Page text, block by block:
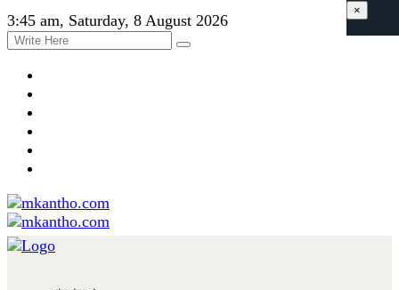
3:45 am, Saturday, 8 August 2026
×